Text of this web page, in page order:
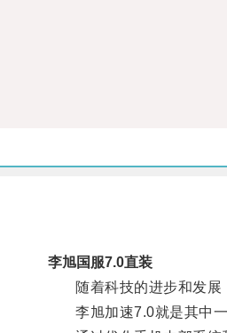
李旭国服7.0直装
随着科技的进步和发展，
李旭加速7.0就是其中一